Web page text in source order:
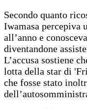
Secondo quanto
Iwamasa percepiva
all’anno e
diventandone
L’accusa sostiene
lotta della star di
che fosse stato